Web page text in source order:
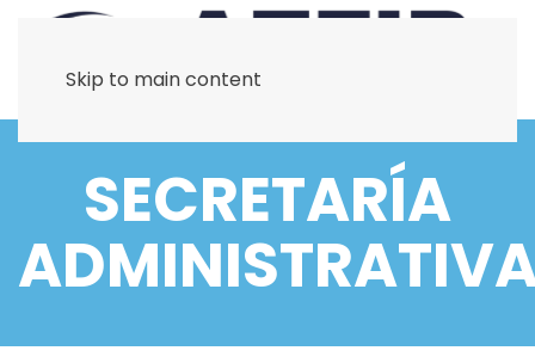
Skip to main content
SECRETARÍA